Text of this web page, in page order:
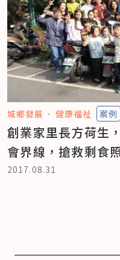
城鄉發展 健康福祉 案例
創業家里長方荷生
會界線，搶救剩食
2017.08.31